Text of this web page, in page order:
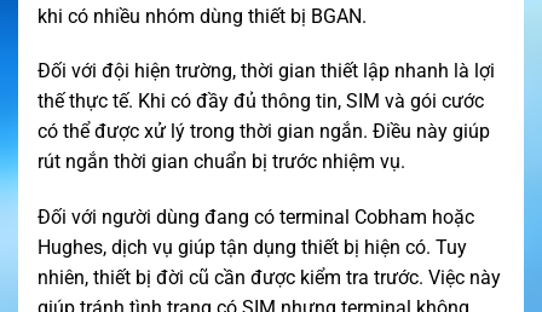
khi có nhiều nhóm dùng thiết bị BGAN.
Đối với đội hiện trường, thời gian thiết lập nhanh là lợi
thế thực tế. Khi có đầy đủ thông tin, SIM và gói cước
có thể được xử lý trong thời gian ngắn. Điều này giúp
rút ngắn thời gian chuẩn bị trước nhiệm vụ.
Đối với người dùng đang có terminal Cobham hoặc
Hughes, dịch vụ giúp tận dụng thiết bị hiện có. Tuy
nhiên, thiết bị đời cũ cần được kiểm tra trước. Việc này